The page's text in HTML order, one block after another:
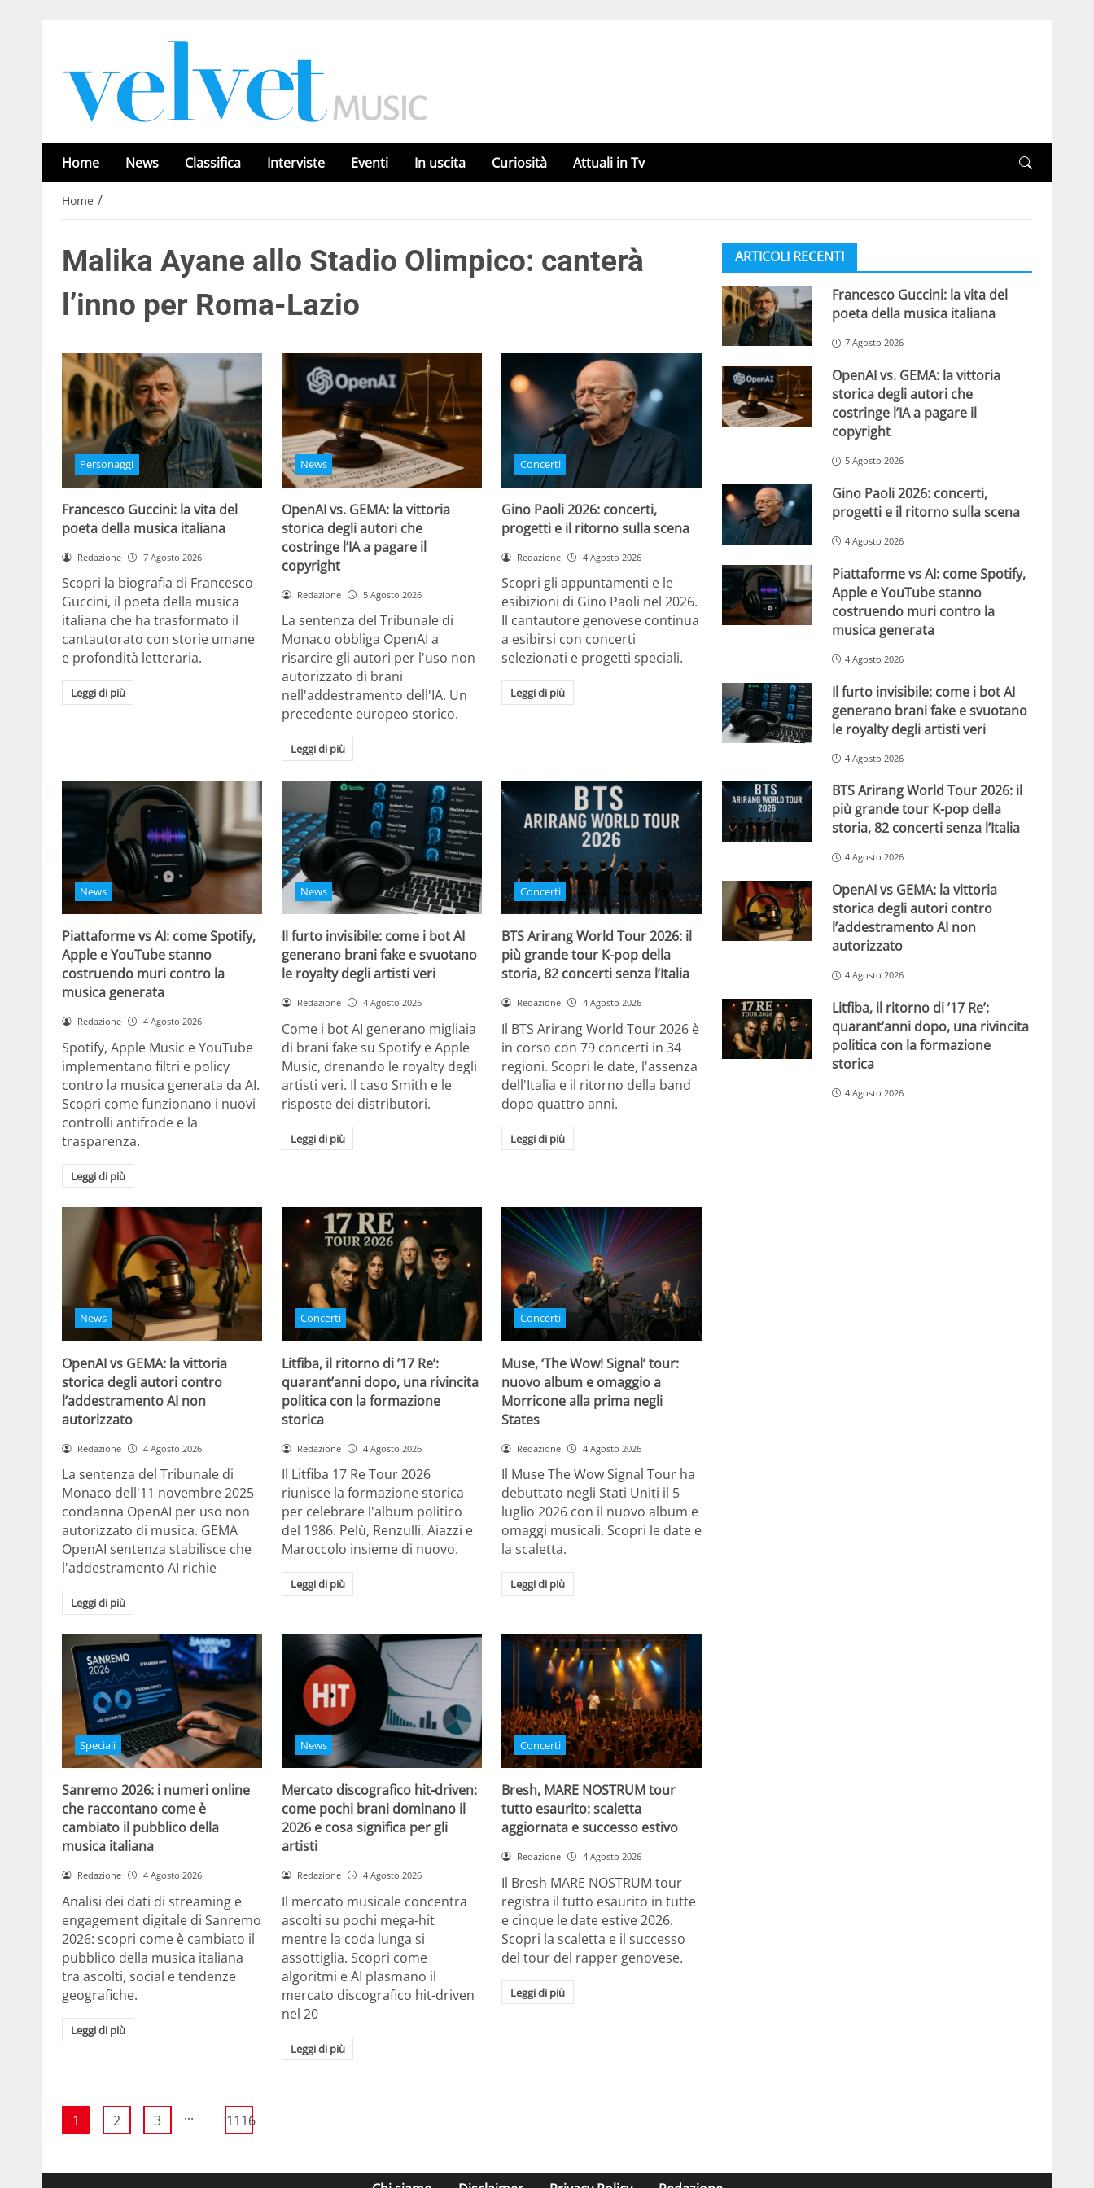
Home News Classifica Interviste Eventi In uscita Curiosità Attuali in Tv
Home /
Malika Ayane allo Stadio Olimpico: canterà
l’inno per Roma-Lazio
Personaggi
Francesco Guccini: la vita del
poeta della musica italiana
Redazione 7 Agosto 2026
Scopri la biografia di Francesco
Guccini, il poeta della musica
italiana che ha trasformato il
cantautorato con storie umane
e profondità letteraria.
Leggi di più
News
OpenAI vs. GEMA: la vittoria
storica degli autori che
costringe l’IA a pagare il
copyright
Redazione 5 Agosto 2026
La sentenza del Tribunale di
Monaco obbliga OpenAI a
risarcire gli autori per l'uso non
autorizzato di brani
nell'addestramento dell'IA. Un
precedente europeo storico.
Leggi di più
Concerti
Gino Paoli 2026: concerti,
progetti e il ritorno sulla scena
Redazione 4 Agosto 2026
Scopri gli appuntamenti e le
esibizioni di Gino Paoli nel 2026.
Il cantautore genovese continua
a esibirsi con concerti
selezionati e progetti speciali.
Leggi di più
News
Piattaforme vs AI: come Spotify,
Apple e YouTube stanno
costruendo muri contro la
musica generata
Redazione 4 Agosto 2026
Spotify, Apple Music e YouTube
implementano filtri e policy
contro la musica generata da AI.
Scopri come funzionano i nuovi
controlli antifrode e la
trasparenza.
Leggi di più
News
Il furto invisibile: come i bot AI
generano brani fake e svuotano
le royalty degli artisti veri
Redazione 4 Agosto 2026
Come i bot AI generano migliaia
di brani fake su Spotify e Apple
Music, drenando le royalty degli
artisti veri. Il caso Smith e le
risposte dei distributori.
Leggi di più
Concerti
BTS Arirang World Tour 2026: il
più grande tour K-pop della
storia, 82 concerti senza l’Italia
Redazione 4 Agosto 2026
Il BTS Arirang World Tour 2026 è
in corso con 79 concerti in 34
regioni. Scopri le date, l'assenza
dell'Italia e il ritorno della band
dopo quattro anni.
Leggi di più
News
OpenAI vs GEMA: la vittoria
storica degli autori contro
l’addestramento AI non
autorizzato
Redazione 4 Agosto 2026
La sentenza del Tribunale di
Monaco dell'11 novembre 2025
condanna OpenAI per uso non
autorizzato di musica. GEMA
OpenAI sentenza stabilisce che
l'addestramento AI richie
Leggi di più
Concerti
Litfiba, il ritorno di ’17 Re’:
quarant’anni dopo, una rivincita
politica con la formazione
storica
Redazione 4 Agosto 2026
Il Litfiba 17 Re Tour 2026
riunisce la formazione storica
per celebrare l'album politico
del 1986. Pelù, Renzulli, Aiazzi e
Maroccolo insieme di nuovo.
Leggi di più
Concerti
Muse, ‘The Wow! Signal’ tour:
nuovo album e omaggio a
Morricone alla prima negli
States
Redazione 4 Agosto 2026
Il Muse The Wow Signal Tour ha
debuttato negli Stati Uniti il 5
luglio 2026 con il nuovo album e
omaggi musicali. Scopri le date e
la scaletta.
Leggi di più
Speciali
Sanremo 2026: i numeri online
che raccontano come è
cambiato il pubblico della
musica italiana
Redazione 4 Agosto 2026
Analisi dei dati di streaming e
engagement digitale di Sanremo
2026: scopri come è cambiato il
pubblico della musica italiana
tra ascolti, social e tendenze
geografiche.
Leggi di più
News
Mercato discografico hit-driven:
come pochi brani dominano il
2026 e cosa significa per gli
artisti
Redazione 4 Agosto 2026
Il mercato musicale concentra
ascolti su pochi mega-hit
mentre la coda lunga si
assottiglia. Scopri come
algoritmi e AI plasmano il
mercato discografico hit-driven
nel 20
Leggi di più
Concerti
Bresh, MARE NOSTRUM tour
tutto esaurito: scaletta
aggiornata e successo estivo
Redazione 4 Agosto 2026
Il Bresh MARE NOSTRUM tour
registra il tutto esaurito in tutte
e cinque le date estive 2026.
Scopri la scaletta e il successo
del tour del rapper genovese.
Leggi di più
1 2 3 ... 1116
ARTICOLI RECENTI
Francesco Guccini: la vita del
poeta della musica italiana
7 Agosto 2026
OpenAI vs. GEMA: la vittoria
storica degli autori che
costringe l’IA a pagare il
copyright
5 Agosto 2026
Gino Paoli 2026: concerti,
progetti e il ritorno sulla scena
4 Agosto 2026
Piattaforme vs AI: come Spotify,
Apple e YouTube stanno
costruendo muri contro la
musica generata
4 Agosto 2026
Il furto invisibile: come i bot AI
generano brani fake e svuotano
le royalty degli artisti veri
4 Agosto 2026
BTS Arirang World Tour 2026: il
più grande tour K-pop della
storia, 82 concerti senza l’Italia
4 Agosto 2026
OpenAI vs GEMA: la vittoria
storica degli autori contro
l’addestramento AI non
autorizzato
4 Agosto 2026
Litfiba, il ritorno di ’17 Re’:
quarant’anni dopo, una rivincita
politica con la formazione
storica
4 Agosto 2026